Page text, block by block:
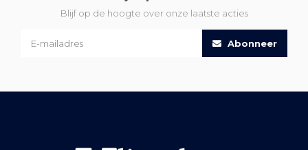
Blijf op de hoogte over onze laatste acties
Abonneer